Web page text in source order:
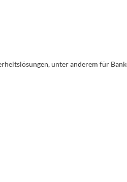
unter anderem für